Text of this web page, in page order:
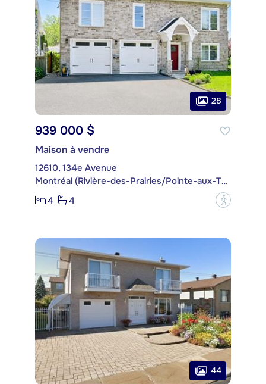
28
939 000 $
Maison à vendre
12610, 134e Avenue
Montréal (Rivière-des-Prairies/Pointe-aux-Trembles)
4
4 ?
44